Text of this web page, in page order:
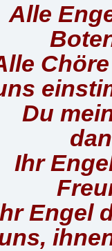
Alle
Du
Ihr
Engel